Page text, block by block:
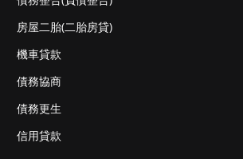
房屋二胎(二胎房貸)
機車貸款
債務協商
債務更生
信用貸款